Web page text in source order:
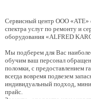
Сервисный центр ООО «АТЕ»
спектра услуг по ремонту и
оборудования «ALFRED
Мы подберем для Вас
обучим ваш персонал
поломки, с предоставлением
всегда вовремя подвезем
индивидуальный подход,
прайс.